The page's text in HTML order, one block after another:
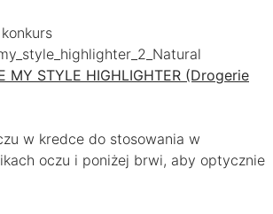
MY STYLE HIGHLIGHTER (Drogerie
w kredce do stosowania w
oczu i poniżej brwi, aby optycznie